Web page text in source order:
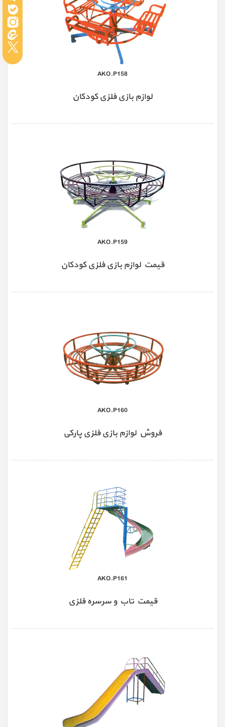
AKO.P158
لوازم بازی فلزی کودکان
AKO.P159
قیمت لوازم بازی فلزی کودکان
AKO.P160
فروش لوازم بازی فلزی پارکی
AKO.P161
قیمت تاب و سرسره فلزی